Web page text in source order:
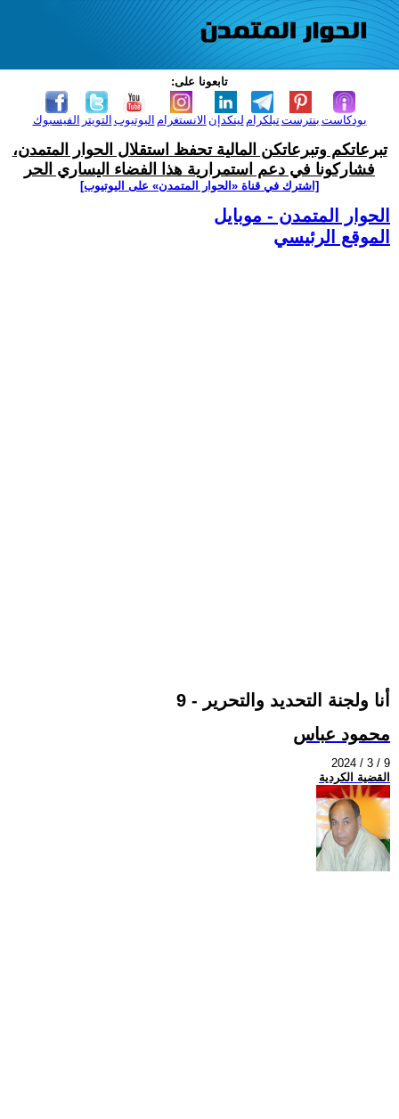
تابعونا على:
الفيسبوك التويتر اليوتيوب الانستغرام لينكدإن تيلكرامبنترست بودكاست
تبرعاتكم وتبرعاتكن المالية تحفظ استقلال الحوار المتمدن،
فشاركونا في دعم استمرارية هذا الفضاء اليساري الحر
[اشترك في قناة ‫«الحوار المتمدن» على اليوتيوب]
الحوار المتمدن - موبايل
الموقع الرئيسي
أنا ولجنة التحديد والتحرير - 9
محمود عباس
2024 / 3 / 9
القضية الكردية